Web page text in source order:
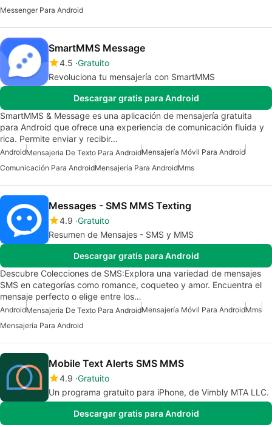
Messenger Para Android
SmartMMS Message
4.5 Gratuito
Revoluciona tu mensajería con SmartMMS
Descargar gratis para Android
SmartMMS & Message es una aplicación de mensajería gratuita
para Android que ofrece una experiencia de comunicación fluida y
rica. Permite enviar y recibir…
AndroidMensajeria De Texto Para AndroidMensajería Móvil Para Android
Comunicación Para AndroidMensajería Para AndroidMms
Messages - SMS MMS Texting
4.9 Gratuito
Resumen de Mensajes - SMS y MMS
Descargar gratis para Android
Descubre Colecciones de SMS:Explora una variedad de mensajes
SMS en categorías como romance, coqueteo y amor. Encuentra el
mensaje perfecto o elige entre los…
AndroidMensajeria De Texto Para AndroidMensajería Móvil Para AndroidMms
Mensajería Para Android
Mobile Text Alerts SMS MMS
4.9 Gratuito
Un programa gratuito para iPhone, de Vimbly MTA LLC.
Descargar gratis para Android